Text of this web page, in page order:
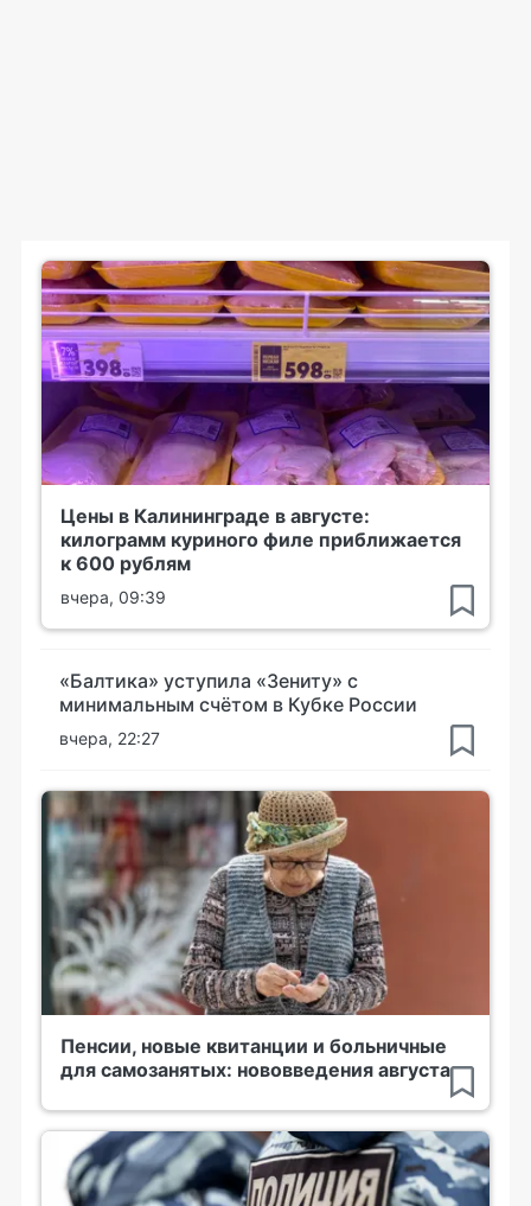
Цены в Калининграде в августе:
килограмм куриного филе приближается
к 600 рублям
вчера, 09:39
«Балтика» уступила «Зениту» с
минимальным счётом в Кубке России
вчера, 22:27
Пенсии, новые квитанции и больничные
для самозанятых: нововведения августа